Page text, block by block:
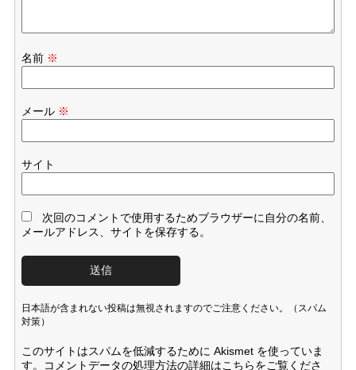
名前 ※
メール ※
サイト
次回のコメントで使用するためブラウザーに自分の名前、
メールアドレス、サイトを保存する。
日本語が含まれない投稿は無視されますのでご注意ください。（スパム
対策）
このサイトはスパムを低減するために Akismet を使っていま
す。
コメントデータの処理方法の詳細はこちらをご覧くださ